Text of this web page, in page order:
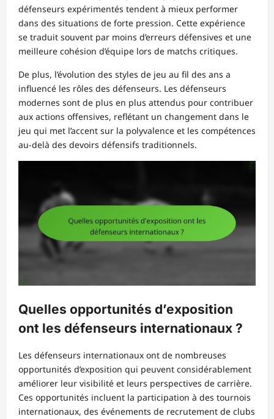
défenseurs expérimentés tendent à mieux performer
dans des situations de forte pression. Cette expérience
se traduit souvent par moins d’erreurs défensives et une
meilleure cohésion d’équipe lors de matchs critiques.
De plus, l’évolution des styles de jeu au fil des ans a
influencé les rôles des défenseurs. Les défenseurs
modernes sont de plus en plus attendus pour contribuer
aux actions offensives, reflétant un changement dans le
jeu qui met l’accent sur la polyvalence et les compétences
au-delà des devoirs défensifs traditionnels.
Quelles opportunités d’exposition
ont les défenseurs internationaux ?
Les défenseurs internationaux ont de nombreuses
opportunités d’exposition qui peuvent considérablement
améliorer leur visibilité et leurs perspectives de carrière.
Ces opportunités incluent la participation à des tournois
internationaux, des événements de recrutement de clubs